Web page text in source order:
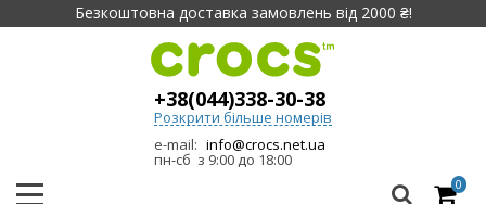
Безкоштовна доставка замовлень від 2000 ₴!
+38(044)338-30-38
Розкрити більше номерів
e-mail: info@crocs.net.ua
пн-сб з 9:00 до 18:00
0